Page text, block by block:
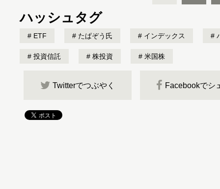
ハッシュタグ
ETF たぱぞう氏 インデックス
投資信託 株投資 米国株
Twitterでつぶやく Facebookでシ